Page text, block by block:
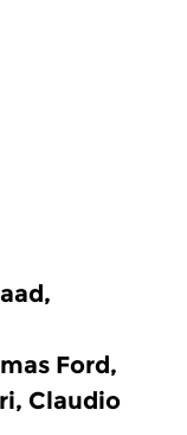
Ford,
Claudio